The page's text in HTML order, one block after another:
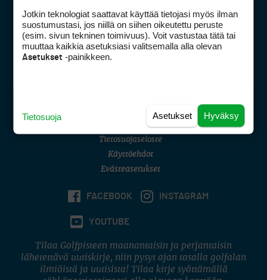
Golfpisteen yhteystiedot
DSA avoimuusraportti
Asiakaspalvelu
(digi) digi@otavamedia.fi
Tietosuojaseloste
Käyttöehdot
Evästeasetukset
FACEBOOK INSTAGRAM
YOUTUBE
Tilaa Golfpisteen maanantaisin ja perjantaisin
lähetettävä uutiskirje, niin pysyt ajan tasalla golfalan
ilmiöistä ja uutisista! Tilaa kirje syöttämällä
Jotkin teknologiat saattavat käyttää tietojasi myös ilman
suostumustasi, jos niillä on siihen oikeutettu peruste
(esim. sivun tekninen toimivuus). Voit vastustaa tätä tai
muuttaa kaikkia asetuksiasi valitsemalla alla olevan
Asetukset -painikkeen.
Hyväksy
Asetukset
Tietosuoja